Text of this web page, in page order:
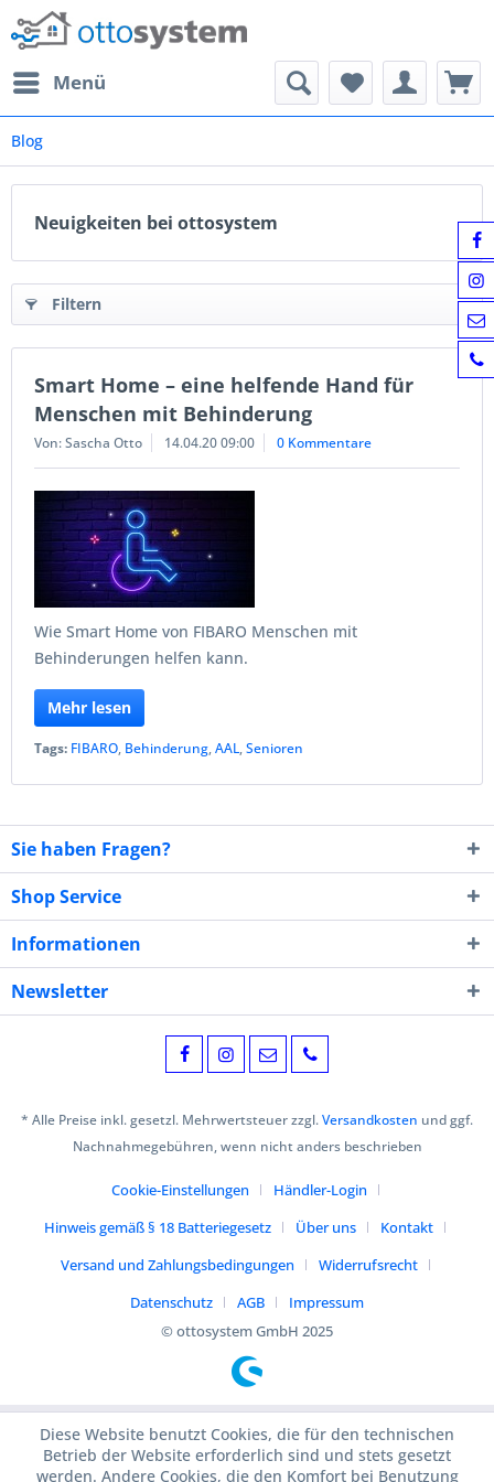
Menü
Blog
Neuigkeiten bei ottosystem
Filtern
Smart Home – eine helfende Hand für
Menschen mit Behinderung
Von: Sascha Otto 14.04.20 09:00 0 Kommentare
Wie Smart Home von FIBARO Menschen mit
Behinderungen helfen kann.
Mehr lesen
Tags: FIBARO, Behinderung,AAL,Senioren
Sie haben Fragen?
Shop Service
Informationen
Newsletter
* Alle Preise inkl. gesetzl. Mehrwertsteuer zzgl.Versandkosten und ggf.
Nachnahmegebühren, wenn nicht anders beschrieben
Cookie-Einstellungen
Händler-Login
Hinweis gemäß § 18 Batteriegesetz
Über uns
Kontakt
Versand und Zahlungsbedingungen
Widerrufsrecht
Datenschutz
AGB
Impressum
© ottosystem GmbH 2025
Diese Website benutzt Cookies, die für den technischen
Betrieb der Website erforderlich sind und stets gesetzt
werden. Andere Cookies, die den Komfort bei Benutzung